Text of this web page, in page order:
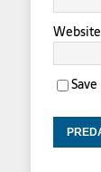
Website